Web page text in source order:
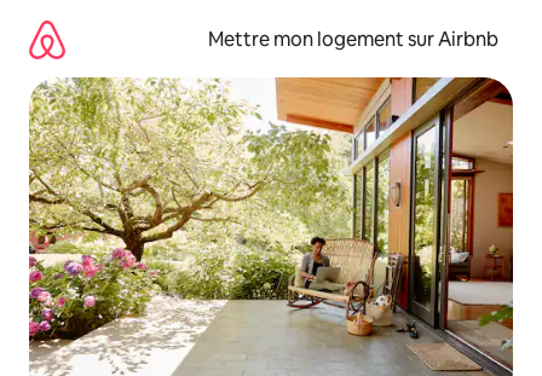
directement
contenu
Mettre mon logement sur Airbnb